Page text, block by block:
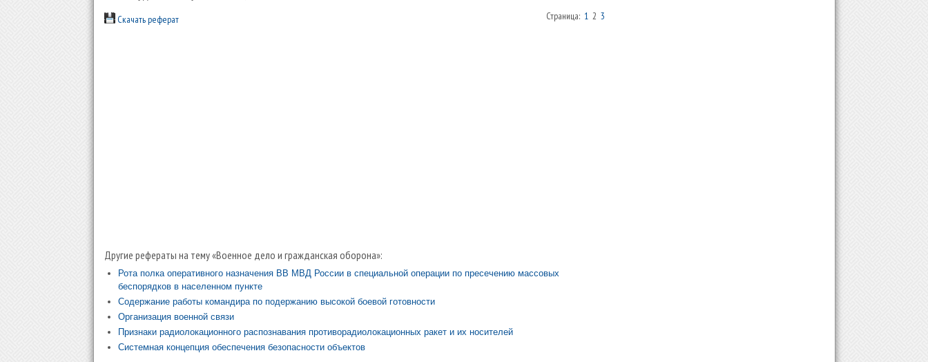
Скачать реферат Страница: 12 3
Другие рефераты на тему «Военное дело и гражданская оборона»:
Рота полка оперативного назначения ВВ МВД России в специальной операции по пресечению массовых
беспорядков в населенном пункте
Содержание работы командира по подержанию высокой боевой готовности
Организация военной связи
Признаки радиолокационного распознавания противорадиолокационных ракет и их носителей
Системная концепция обеспечения безопасности объектов